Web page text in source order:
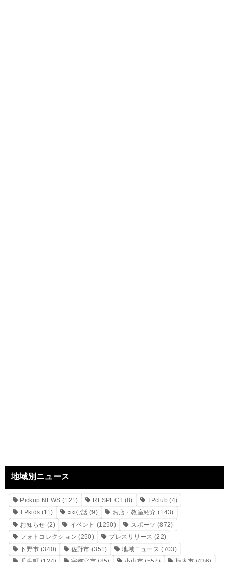
地域別ニュース
Pickup NEWS (121) RESPECT (8) TPclub (4)
TPkids (11) ○○な話 (9) お店・教室紹介 (143)
お知らせ (2) イベント (1250) スポーツ (872)
フォトコレクション (250) プレスリリース (22)
下野市 (340) 佐野市 (351) 地域ニュース (703)